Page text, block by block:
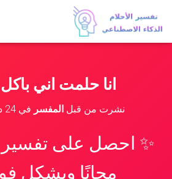
انا حلمت اني
نشرت من قبلالمفسر في24 ديسمبر، 2023
✨ احصل على تفسير
مجانًا وبشكل